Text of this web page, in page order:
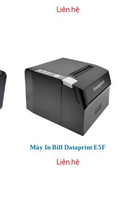
Liên hệ
Máy In Bill Dataprint E5F
Liên hệ